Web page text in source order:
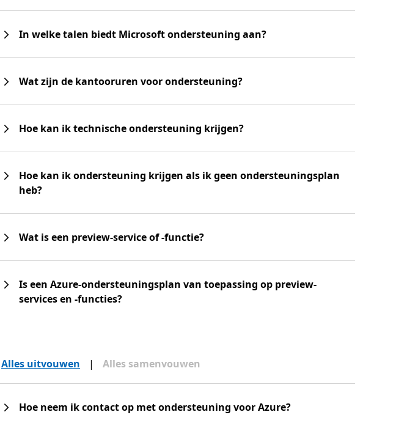
In welke talen biedt Microsoft ondersteuning aan?
Wat zijn de kantooruren voor ondersteuning?
Hoe kan ik technische ondersteuning krijgen?
Hoe kan ik ondersteuning krijgen als ik geen ondersteuningsplan
heb?
Wat is een preview-service of -functie?
Is een Azure-ondersteuningsplan van toepassing op preview-
services en -functies?
Alles uitvouwen | Alles samenvouwen
Hoe neem ik contact op met ondersteuning voor Azure?